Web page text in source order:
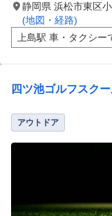
静岡県 浜松市東区
(地図・経路)
上島駅 車・タクシー
四ツ池ゴルフスク
アウトドア